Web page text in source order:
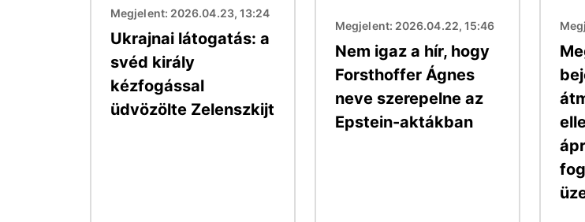
Megjelent: 2026.04.23, 13:24
Ukrajnai látogatás: a
svéd király
kézfogással
üdvözölte Zelenszkijt
Megjelent: 2026.04.22, 15:46
Nem igaz a hír, hogy
Forsthoffer Ágnes
neve szerepelne az
Epstein-aktákban